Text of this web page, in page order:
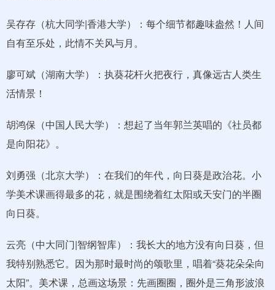
吴存存（杭大同学|香港大学）：每个细节都趣味盎然！人间
自有至乐处，此情不关风与月。
廖可斌（湖南大学）：执葵花杆火把夜行，真像远古人类生
活情景！
胡鸿保（中国人民大学）：想起了当年郭兰英唱的《社员都
是向阳花》。
刘勇强（北京大学）：在我们的年代，向日葵是政治花。小
学美术课画得最多的花，就是围绕着红太阳或天安门的半圈
向日葵。
云亮（中大同门|智纲智库）：我长大的地方没有向日葵，但
我特别熟悉它。因为那时最时尚的颂歌里，唱着“葵花朵朵向
太阳”。美术课，总画这场景：先画圈圈，圈外是三角形波浪